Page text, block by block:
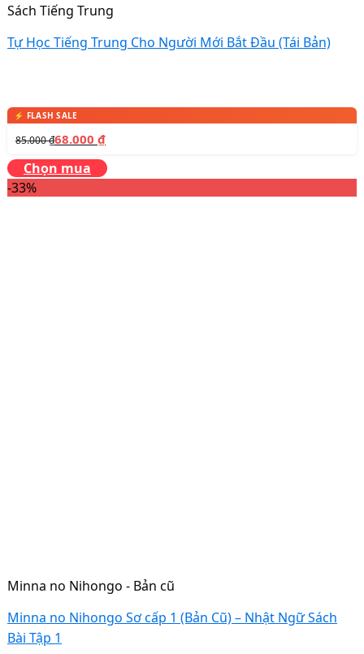
Sách Tiếng Trung
Tự Học Tiếng Trung Cho Người Mới Bắt Đầu (Tái Bản)
85.000₫68.000 ₫
Chọn mua
-33%
Minna no Nihongo - Bản cũ
Minna no Nihongo Sơ cấp 1 (Bản Cũ) – Nhật Ngữ Sách
Bài Tập 1